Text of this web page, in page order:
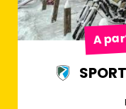
A